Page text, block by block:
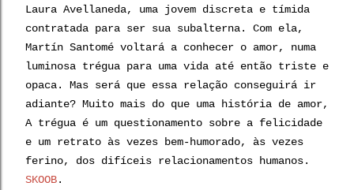
Laura Avellaneda, uma jovem discreta e tímida
contratada para ser sua subalterna. Com ela,
Martín Santomé voltará a conhecer o amor, numa
luminosa trégua para uma vida até então triste e
opaca. Mas será que essa relação conseguirá ir
adiante? Muito mais do que uma história de amor,
A trégua é um questionamento sobre a felicidade
e um retrato às vezes bem-humorado, às vezes
ferino, dos difíceis relacionamentos humanos.
SKOOB.